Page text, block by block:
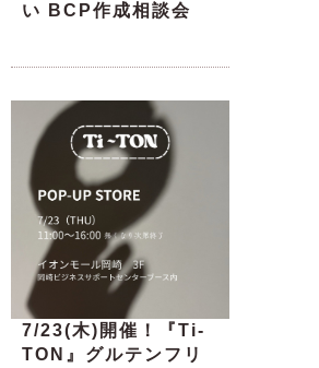
い BCP作成相談会
7/23(木)開催！『Ti-
TON』グルテンフリ